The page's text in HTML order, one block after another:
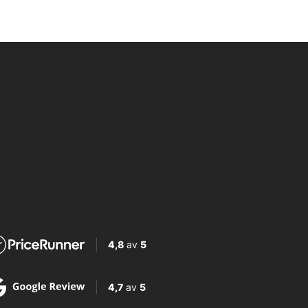
4,8av 5
4,7av 5